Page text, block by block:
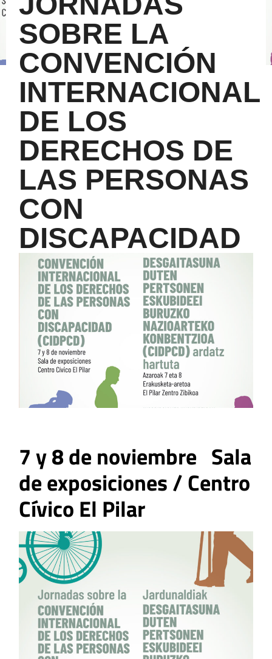
SOBRE LA
CONVENCIÓN
INTERNACIONAL
DE LOS
DERECHOS DE
LAS PERSONAS
CON
DISCAPACIDAD
7 y 8 de noviembre Sala
de exposiciones / Centro
Cívico El Pilar